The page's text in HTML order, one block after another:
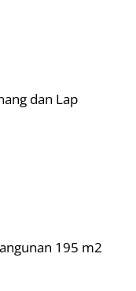
dan Lap
195 m2